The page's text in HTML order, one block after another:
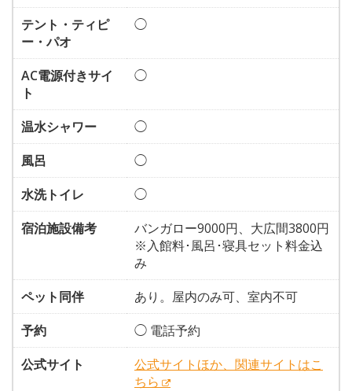
テント・ティピ
ー・パオ
◯
AC電源付きサイ
ト
◯
温水シャワー
◯
風呂
◯
水洗トイレ
◯
宿泊施設備考
バンガロー9000円、大広間3800円
※入館料･風呂･寝具セット料金込
み
ペット同伴
あり。屋内のみ可、室内不可
予約
◯ 電話予約
公式サイト
公式サイトほか、関連サイトはこ
ちら